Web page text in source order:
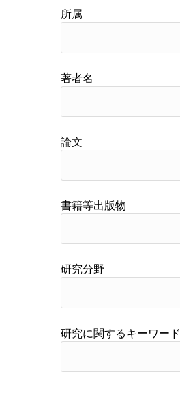
所属
著者名
論文
書籍等出版物
研究分野
研究に関するキーワード